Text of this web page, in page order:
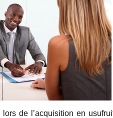
de l’acquisition en